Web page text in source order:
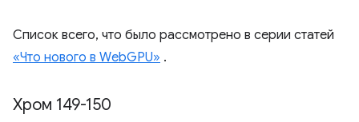
Список всего, что было рассмотрено в серии статей
«Что нового в WebGPU» .
Хром 149-150